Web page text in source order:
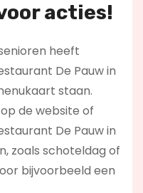
acties!
heeft
De Pauw in
staan.
de website of
De Pauw in
zoals schoteldag of
bijvoorbeeld een